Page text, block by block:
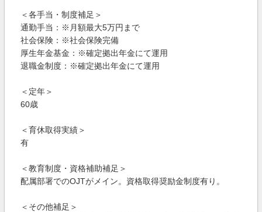
＜各手当・制度補足＞
通勤手当：※月額最大5万円まで
社会保険：※社会保険完備
厚生年金基金：※確定拠出年金にて運用
退職金制度：※確定拠出年金にて運用
＜定年＞
60歳
＜育休取得実績＞
有
＜教育制度・資格補助補足＞
配属部署でのOJTがメイン。資格取得奨励金制度有り。
＜その他補足＞